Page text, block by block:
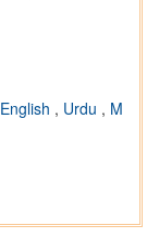
English , Urdu , M